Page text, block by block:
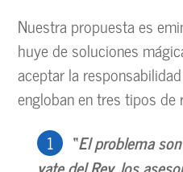
Nuestra propuesta es
huye de soluciones
aceptar la
engloban en tres tipos de
“El problema